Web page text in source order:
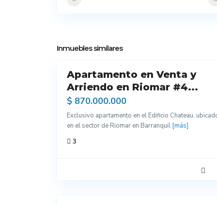
Inmuebles similares
12
Apartamento en Venta y
Arriendo en Riomar #4...
$ 870.000.000
Exclusivo apartamento en el Edificio Chateau,
en el sector de Riomar en Barranquil [más]
3